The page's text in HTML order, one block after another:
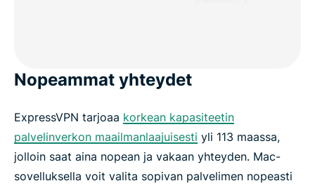
Nopeammat yhteydet
ExpressVPN tarjoaa korkean kapasiteetin
palvelinverkon maailmanlaajuisesti yli 113 maassa,
jolloin saat aina nopean ja vakaan yhteyden. Mac-
sovelluksella voit valita sopivan palvelimen nopeasti